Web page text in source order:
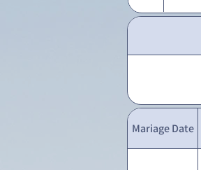
Mariage Date